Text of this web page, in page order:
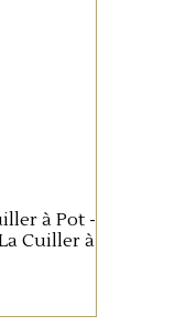
à Pot -
Cuiller à